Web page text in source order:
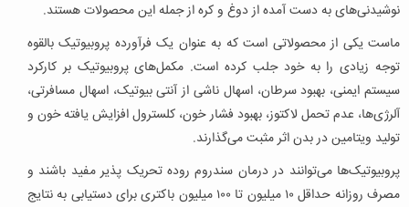
نوشیدنی‌های به دست آمده از دوغ و کره از جمله این محصولات هستند.
ماست یکی از محصولاتی است که به عنوان یک فرآورده پروبیوتیک بالقوه
توجه زیادی را به خود جلب کرده است. مکمل‌های پروبیوتیک بر کارکرد
سیستم ایمنی، بهبود سرطان، اسهال ناشی از آنتی بیوتیک، اسهال مسافرتی،
آلرژی‌ها، عدم تحمل لاکتوز، بهبود فشار خون، کلسترول افزایش یافته خون و
تولید ویتامین در بدن اثر مثبت می‌گذارند.
پروبیوتیک‌ها می‌توانند در درمان سندروم روده تحریک پذیر مفید باشند و
مصرف روزانه حداقل ۱۰ میلیون تا ۱۰۰ میلیون باکتری برای دستیابی به نتایج